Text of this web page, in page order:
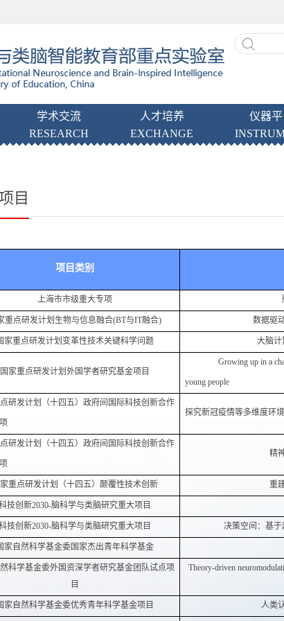
学术交流
RESEARCH
人才培养
EXCHANGE
仪器
目
项目 类别
上海市市级重大专项
重点研发计划生物与信息融合(BT与IT融合) 数据驱
家重点研发计划变革性技术关键科学问题 大脑计
国家重点研发计划外国学者研究基金项目
Growing up in a
young people
研发计划（十四五）政府间国际科技创新合作
探究新冠疫情等多维度环
研发计划（十四五）政府间国际科技创新合作
精
重点研发计划（十四五）颠覆性技术创新 重
技创新2030-脑科学与类脑研究重大项目
技创新2030-脑科学与类脑研究重大项目 决策空间：基
家自然科学基金委国家杰出青年科学基金
科学基金委外国资深学者研究基金团队试点项
目
Theory-driven
家自然科学基金委优秀青年科学基金项目 人类